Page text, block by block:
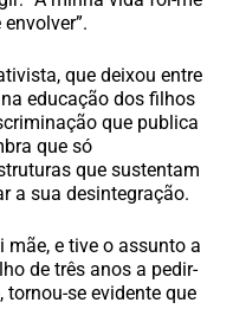
que deixou entre
educação dos filhos
que publica
que só
que sustentam
a sua desintegração.
mãe, e tive o assunto a
de três anos a pedir-
se evidente que